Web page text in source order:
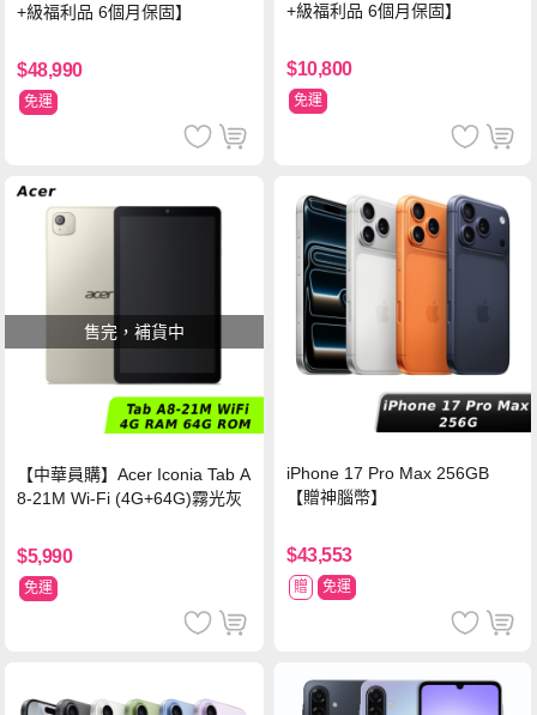
+級福利品 6個月保固】
$48,990
免運
+級福利品 6個月保固】
$10,800
免運
售完，補貨中
【中華員購】Acer Iconia Tab A
8-21M Wi-Fi (4G+64G)霧光灰
$5,990
免運
iPhone 17 Pro Max 256GB
【贈神腦幣】
$43,553
贈 免運